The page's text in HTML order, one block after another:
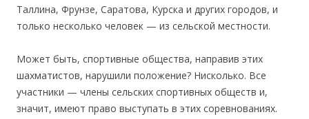
Таллина, Фрунзе, Саратова, Курска и других городов, и
только несколько человек — из сельской местности.
Может быть, спортивные общества, направив этих
шахматистов, нарушили положение? Нисколько. Все
участники — члены сельских спортивных обществ и,
значит, имеют право выступать в этих соревнованиях.